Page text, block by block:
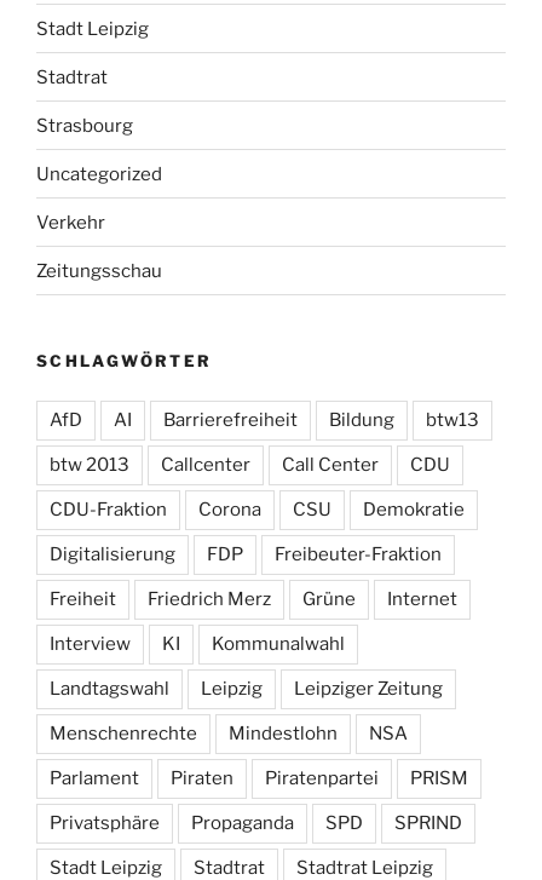
Stadt Leipzig
Stadtrat
Strasbourg
Uncategorized
Verkehr
Zeitungsschau
SCHLAGWÖRTER
AfD AI Barrierefreiheit Bildung btw13
btw 2013 Callcenter Call Center CDU
CDU-Fraktion Corona CSU Demokratie
Digitalisierung FDP Freibeuter-Fraktion
Freiheit Friedrich Merz Grüne Internet
Interview KI Kommunalwahl
Landtagswahl Leipzig Leipziger Zeitung
Menschenrechte Mindestlohn NSA
Parlament Piraten Piratenpartei PRISM
Privatsphäre Propaganda SPD SPRIND
Stadt Leipzig Stadtrat Stadtrat Leipzig